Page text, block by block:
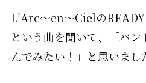
L’Arc〜en〜Cielの
という曲を聞いて、「バ
んでみたい！」と思いまし